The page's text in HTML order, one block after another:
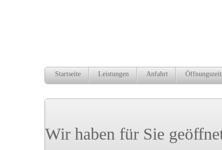
Startseite Leistungen Anfahrt
Wir haben für Sie